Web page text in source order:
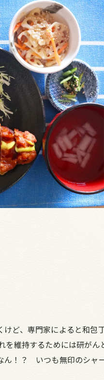
ど、専門家によると和包
維持するためには研が
！？ いつも無印のシャ